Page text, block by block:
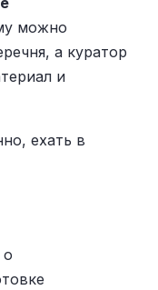
можно
а куратор
и
ехать в